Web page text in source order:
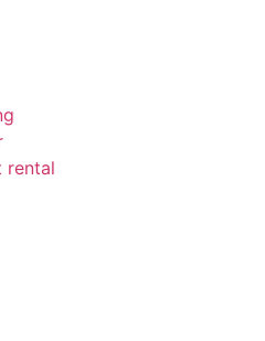
rental